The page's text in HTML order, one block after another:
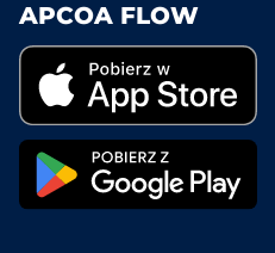
APCOA FLOW